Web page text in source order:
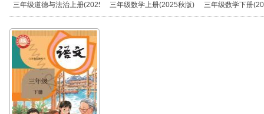
三年级道德与法治上册(2025
秋版)(部编版)
三年级数学上册(2025秋版) 三年级数学下册